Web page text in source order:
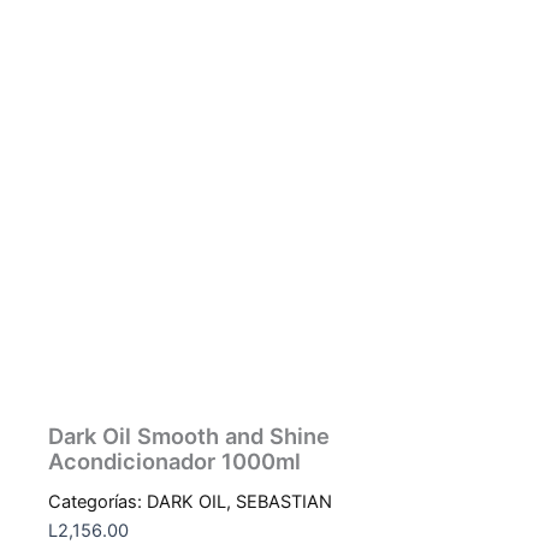
Dark Oil Smooth and Shine
Acondicionador 1000ml
Categorías: DARK OIL, SEBASTIAN
L2,156.00